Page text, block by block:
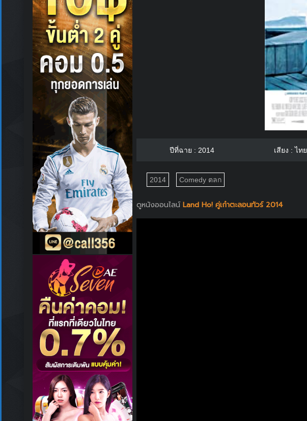
ปีที่ฉาย : 2014 เสียง : ไทย
2014 Comedy ตลก
ดูหนังออนไลน์Land Ho! คู่เก๋าตะลอนทัวร์ 2014